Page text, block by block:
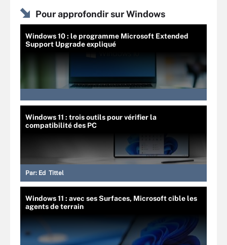
Pour approfondir sur Windows
Windows 10 : le programme Microsoft Extended
Support Upgrade expliqué
Windows 11 : trois outils pour vérifier la
compatibilité des PC
Par: Ed Tittel
Windows 11 : avec ses Surfaces, Microsoft cible les
agents de terrain